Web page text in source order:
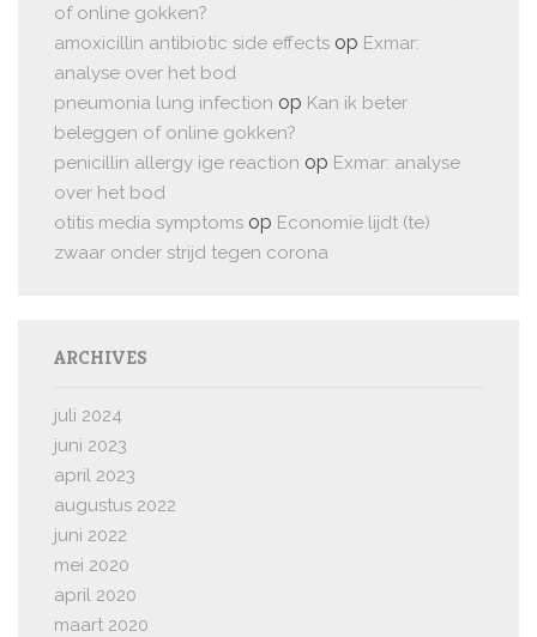
of online gokken?
amoxicillin antibiotic side effects op Exmar:
analyse over het bod
pneumonia lung infection op Kan ik beter
beleggen of online gokken?
penicillin allergy ige reaction op Exmar: analyse
over het bod
otitis media symptoms op Economie lijdt (te)
zwaar onder strijd tegen corona
ARCHIVES
juli 2024
juni 2023
april 2023
augustus 2022
juni 2022
mei 2020
april 2020
maart 2020